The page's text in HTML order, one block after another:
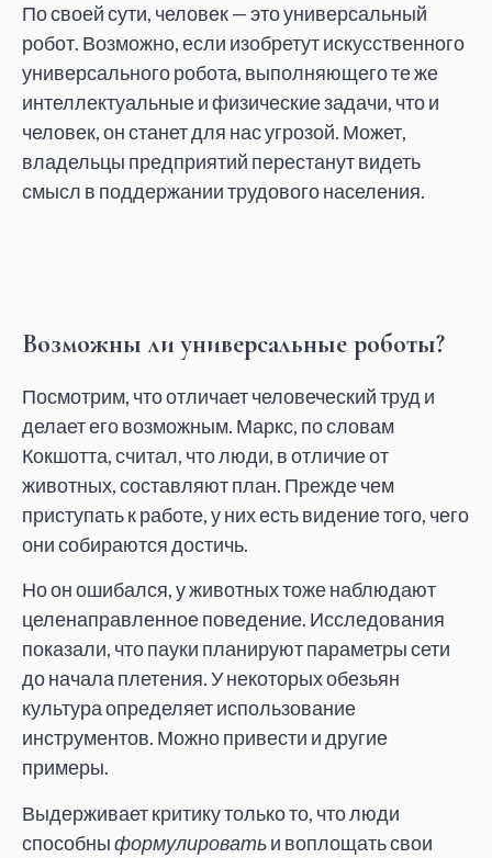
По своей сути, человек — это универсальный
робот. Возможно, если изобретут искусственного
универсального робота, выполняющего те же
интеллектуальные и физические задачи, что и
человек, он станет для нас угрозой. Может,
владельцы предприятий перестанут видеть
смысл в поддержании трудового населения.
Возможны ли универсальные роботы?
Посмотрим, что отличает человеческий труд и
делает его возможным. Маркс, по словам
Кокшотта, считал, что люди, в отличие от
животных, составляют план. Прежде чем
приступать к работе, у них есть видение того, чего
они собираются достичь.
Но он ошибался, у животных тоже наблюдают
целенаправленное поведение. Исследования
показали, что пауки планируют параметры сети
до начала плетения. У некоторых обезьян
культура определяет использование
инструментов. Можно привести и другие
примеры.
Выдерживает критику только то, что люди
способныформулироватьи воплощать свои